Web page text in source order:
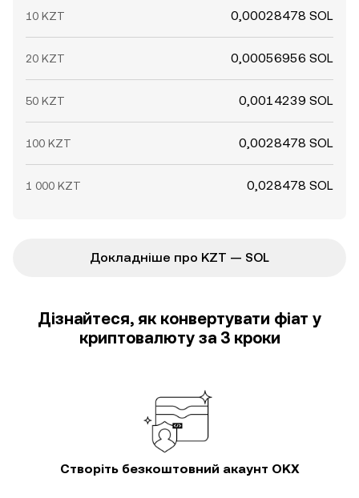
10 KZT 0,00028478 SOL
20 KZT 0,00056956 SOL
50 KZT 0,0014239 SOL
100 KZT 0,0028478 SOL
1 000 KZT 0,028478 SOL
Докладніше про KZT — SOL
Дізнайтеся, як конвертувати фіат у
криптовалюту за 3 кроки
Створіть безкоштовний акаунт OKX